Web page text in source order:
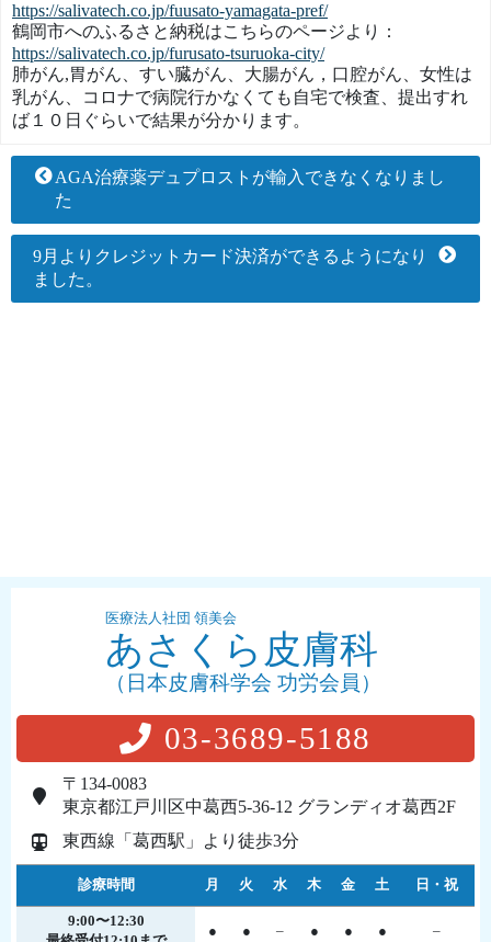
https://salivatech.co.jp/fuusato-yamagata-pref/
鶴岡市へのふるさと納税はこちらのページより：
https://salivatech.co.jp/furusato-tsuruoka-city/
肺がん,胃がん、すい臓がん、大腸がん，口腔がん、 女性は
乳がん、
コロナで病院行かなくても自宅で検査、提出すれ
ば１０日ぐらいで結果が分かります。
AGA治療薬デュプロストが輸入できなくなりまし
た
9月よりクレジットカード決済ができるようになり
ました。
医療法人社団 領美会
あさくら皮膚科
（日本皮膚科学会 功労会員）
03-3689-5188
〒134-0083
東京都江戸川区中葛西5-36-12 グランディオ葛西2F
東西線「葛西駅」より徒歩3分
診療時間 月 火 水 木 金 土 日・祝
9:00〜12:30
● ● – ● ● ● –